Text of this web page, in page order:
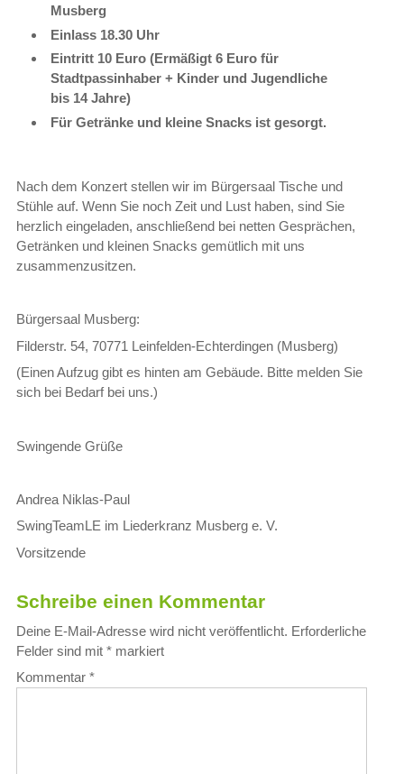
Musberg
Einlass 18.30 Uhr
Eintritt 10 Euro (Ermäßigt 6 Euro für
Stadtpassinhaber + Kinder und Jugendliche
bis 14 Jahre)
Für Getränke und kleine Snacks ist gesorgt.
Nach dem Konzert stellen wir im Bürgersaal Tische und
Stühle auf. Wenn Sie noch Zeit und Lust haben, sind Sie
herzlich eingeladen, anschließend bei netten Gesprächen,
Getränken und kleinen Snacks gemütlich mit uns
zusammen­zusitzen.
Bürgersaal Musberg:
Filderstr. 54, 70771 Leinfelden-Echterdingen (Musberg)
(Einen Aufzug gibt es hinten am Gebäude. Bitte melden Sie
sich bei Bedarf bei uns.)
Swingende Grüße
Andrea Niklas-Paul
SwingTeamLE im Liederkranz Musberg e. V.
Vorsitzende
Schreibe einen Kommentar
Deine E-Mail-Adresse wird nicht veröffentlicht. Erforderliche
Felder sind mit *markiert
Kommentar *